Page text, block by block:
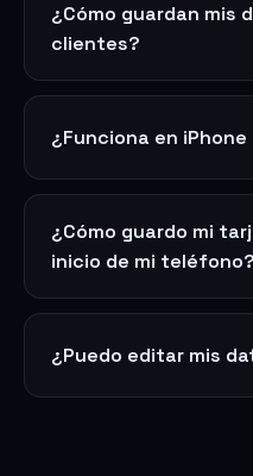
¿Cómo guardan mis
clientes?
¿Funciona en iPhone
¿Cómo guardo mi
inicio de mi teléfono?
¿Puedo editar mis